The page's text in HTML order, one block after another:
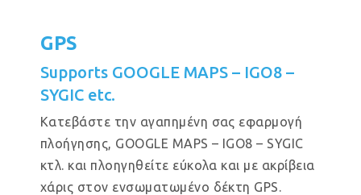
GPS
Supports GOOGLE MAPS – IGO8 –
SYGIC etc.
Κατεβάστε την αγαπημένη σας εφαρμογή
πλοήγησης, GOOGLE MAPS – IGO8 – SYGIC
κτλ. και πλοηγηθείτε εύκολα και με ακρίβεια
χάρις στον ενσωματωμένο δέκτη GPS.